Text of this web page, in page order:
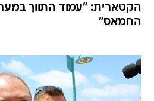
הקטארית: "עמוד התווך
החמאס"